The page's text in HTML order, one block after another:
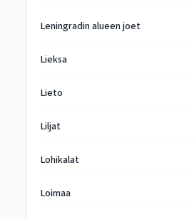
Leningradin alueen joet
Lieksa
Lieto
Liljat
Lohikalat
Loimaa